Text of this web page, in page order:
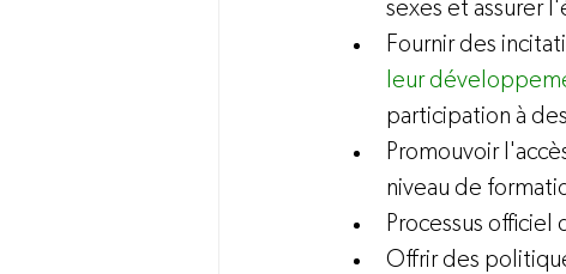
sexes et assurer
Fournir des
leur
participation à
Promouvoir
niveau de
Processus
Offrir des